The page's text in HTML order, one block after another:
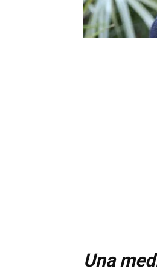
Una